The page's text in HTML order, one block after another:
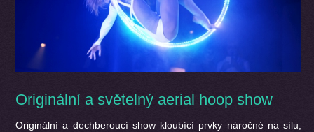
Originální a světelný aerial hoop show
Originální a dechberoucí show kloubící prvky náročné na sílu,